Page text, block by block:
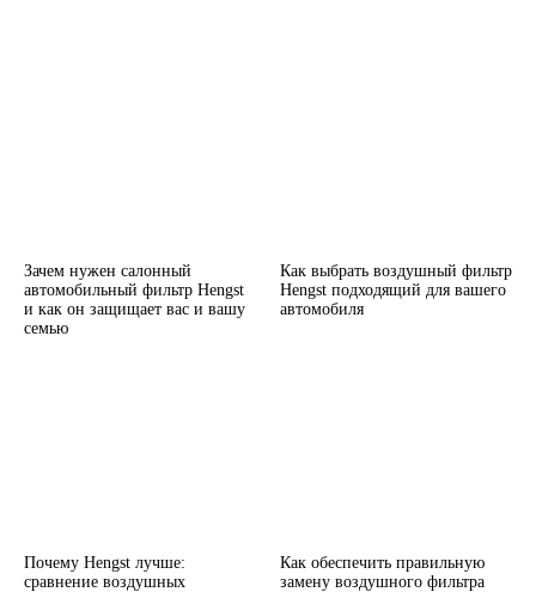
Зачем нужен салонный
автомобильный фильтр Hengst
и как он защищает вас и вашу
семью
Как выбрать воздушный фильтр
Hengst подходящий для вашего
автомобиля
Почему Hengst лучше:
сравнение воздушных
Как обеспечить правильную
замену воздушного фильтра